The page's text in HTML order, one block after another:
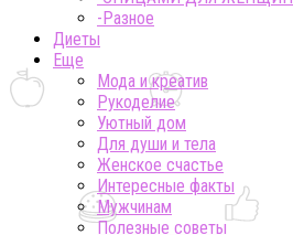
-Разное
Диеты
Еще
Мода и креатив
Рукоделие
Уютный дом
Для души и тела
Женское счастье
Интересные факты
Мужчинам
Полезные советы